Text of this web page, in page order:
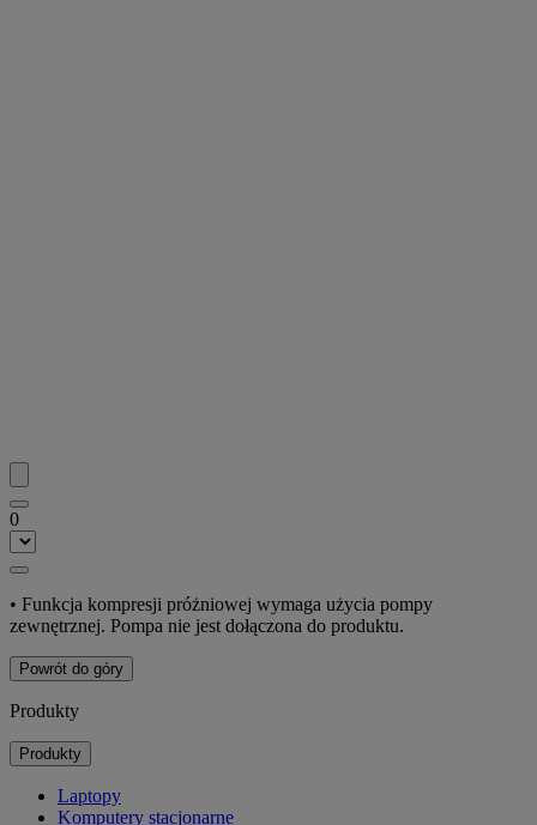
0
• Funkcja kompresji próżniowej wymaga użycia pompy
zewnętrznej. Pompa nie jest dołączona do produktu.
Powrót do góry
Produkty
Produkty
Laptopy
Komputery stacjonarne